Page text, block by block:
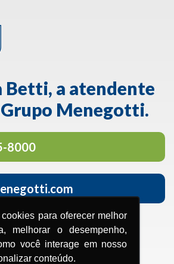
para oferecer melhor
melhorar o desempenho,
você interage em nosso
conteúdo.
Betti, a atendente
Menegotti.
8000